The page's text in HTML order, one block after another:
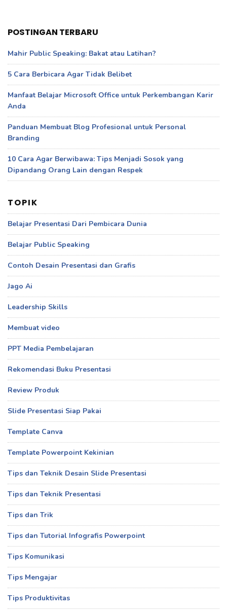
POSTINGAN TERBARU
Mahir Public Speaking: Bakat atau Latihan?
5 Cara Berbicara Agar Tidak Belibet
Manfaat Belajar Microsoft Office untuk Perkembangan Karir
Anda
Panduan Membuat Blog Profesional untuk Personal
Branding
10 Cara Agar Berwibawa: Tips Menjadi Sosok yang
Dipandang Orang Lain dengan Respek
TOPIK
Belajar Presentasi Dari Pembicara Dunia
Belajar Public Speaking
Contoh Desain Presentasi dan Grafis
Jago Ai
Leadership Skills
Membuat video
PPT Media Pembelajaran
Rekomendasi Buku Presentasi
Review Produk
Slide Presentasi Siap Pakai
Template Canva
Template Powerpoint Kekinian
Tips dan Teknik Desain Slide Presentasi
Tips dan Teknik Presentasi
Tips dan Trik
Tips dan Tutorial Infografis Powerpoint
Tips Komunikasi
Tips Mengajar
Tips Produktivitas